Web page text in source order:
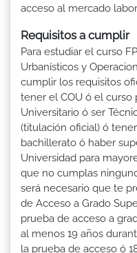
acceso al mercado
Requisitos a cumplir
Para estudiar el curso
Urbanísticos y
cumplir los requisitos
tener el COU ó el
Universitario ó ser
(titulación oficial) ó
bachillerato ó haber
Universidad para
que no cumplas
será necesario que te
de Acceso a Grado
prueba de acceso a
al menos 19 años
la prueba de acceso ó